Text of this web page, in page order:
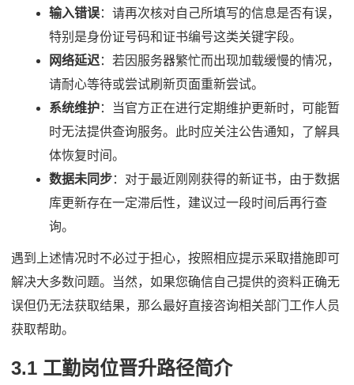
输入错误：请再次核对自己所填写的信息是否有误，
特别是身份证号码和证书编号这类关键字段。
网络延迟：若因服务器繁忙而出现加载缓慢的情况，
请耐心等待或尝试刷新页面重新尝试。
系统维护：当官方正在进行定期维护更新时，可能暂
时无法提供查询服务。此时应关注公告通知，了解具
体恢复时间。
数据未同步：对于最近刚刚获得的新证书，由于数据
库更新存在一定滞后性，建议过一段时间后再行查
询。
遇到上述情况时不必过于担心，按照相应提示采取措施即可
解决大多数问题。当然，如果您确信自己提供的资料正确无
误但仍无法获取结果，那么最好直接咨询相关部门工作人员
获取帮助。
3.1 工勤岗位晋升路径简介